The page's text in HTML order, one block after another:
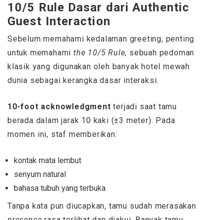
10/5 Rule Dasar dari Authentic
Guest Interaction
Sebelum memahami kedalaman greeting, penting
untuk memahamithe 10/5 Rule, sebuah pedoman
klasik yang digunakan oleh banyak hotel mewah
dunia sebagai kerangka dasar interaksi.
10-foot acknowledgment terjadi saat tamu
berada dalam jarak 10 kaki (±3 meter). Pada
momen ini, staf memberikan:
kontak mata lembut
senyum natural
bahasa tubuh yang terbuka
Tanpa kata pun diucapkan, tamu sudah merasakan